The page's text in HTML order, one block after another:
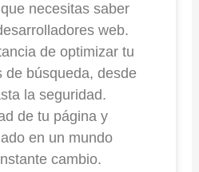
necesitas saber
web.
de optimizar tu
de búsqueda, desde
la seguridad.
de tu página y
en un mundo
cambio.